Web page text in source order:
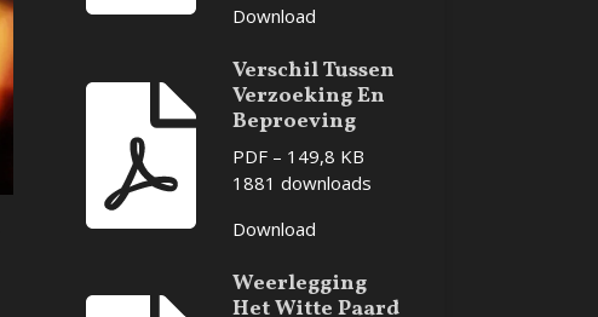
Download
Verschil Tussen
Verzoeking En
Beproeving
PDF – 149,8 KB
1881 downloads
Download
Weerlegging
Het Witte Paard